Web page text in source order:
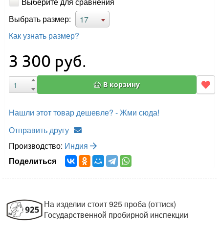
Выбрать размер:
17
Как узнать размер?
3 300 руб.
В корзину
Нашли этот товар дешевле? - Жми сюда!
Отправить другу
Производство: Индия
Поделиться
На изделии стоит 925 проба (оттиск)
Государственной пробирной инспекции